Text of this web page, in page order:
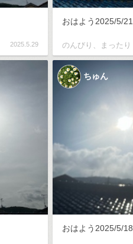
2025.5.29
おはよう2025/5/21
のんびり、まったり
ちゅん
おはよう2025/5/18